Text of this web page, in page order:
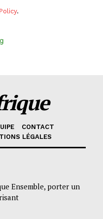
.
CONTACT
LÉGALES
Ensemble, porter un